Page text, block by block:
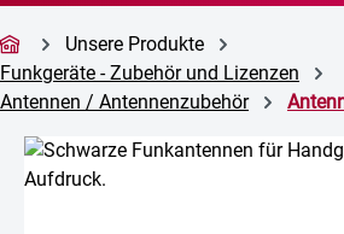
Unsere Produkte
Funkgeräte - Zubehör und Lizenzen
Antennen / Antennenzubehör
Bildergalerie überspringen